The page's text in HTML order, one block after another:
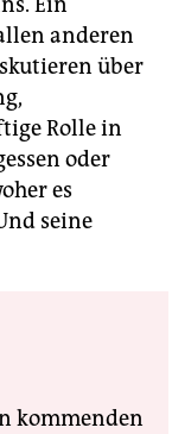
anderen
über
Rolle in
oder
es
seine
kommenden